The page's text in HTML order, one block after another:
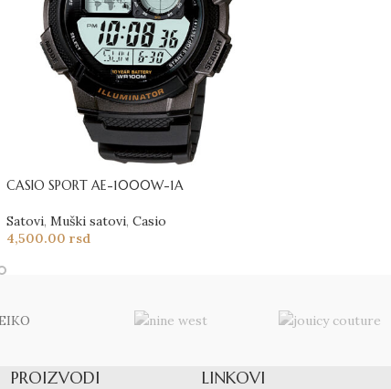
CASIO SPORT AE-1000W-1A
Satovi, Muški satovi, Casio
4,500.00 rsd
PROIZVODI LINKOVI